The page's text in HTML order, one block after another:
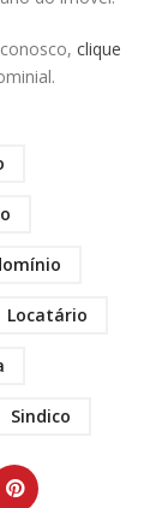
clique
Locatário
Sindico